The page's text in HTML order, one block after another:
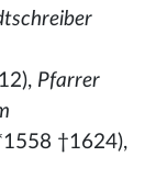
Pfarrer
†1624),